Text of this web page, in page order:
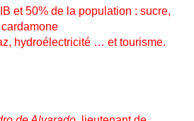
et 50% de la population : sucre,
hydroélectricité … et tourisme.